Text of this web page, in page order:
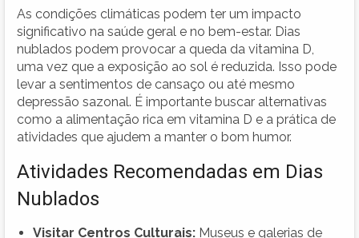
As condições climáticas podem ter um impacto
significativo na saúde geral e no bem-estar. Dias
nublados podem provocar a queda da vitamina D,
uma vez que a exposição ao sol é reduzida. Isso pode
levar a sentimentos de cansaço ou até mesmo
depressão sazonal. É importante buscar alternativas
como a alimentação rica em vitamina D e a prática de
atividades que ajudem a manter o bom humor.
Atividades Recomendadas em Dias
Nublados
Visitar Centros Culturais: Museus e galerias de